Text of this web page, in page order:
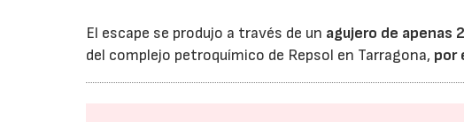
El escape se produjo a través de un agujero de apenas
del complejo petroquímico de Repsol en Tarragona, por